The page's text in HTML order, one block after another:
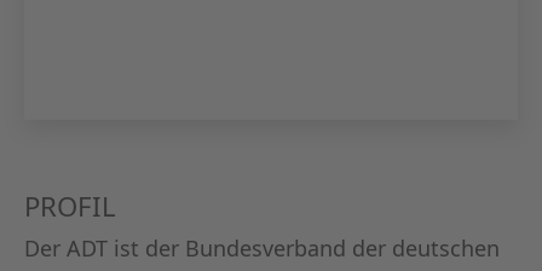
PROFIL
Der ADT ist der Bundesverband der deutschen